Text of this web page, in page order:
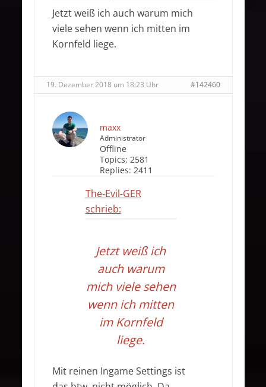
Jetzt weiß ich auch warum mich
viele sehen wenn ich mitten im
Kornfeld liege.
19. Dezember 2018 um 18:23 Uhr #142460
maxx
Administrator
Offline
Topics: 2581
Replies: 2411
The-Evil-GER
schrieb:
Jetzt weiß ich
auch warum
mich viele sehen
wenn ich mitten
im Kornfeld
liege.
Mit reinen Ingame Settings ist